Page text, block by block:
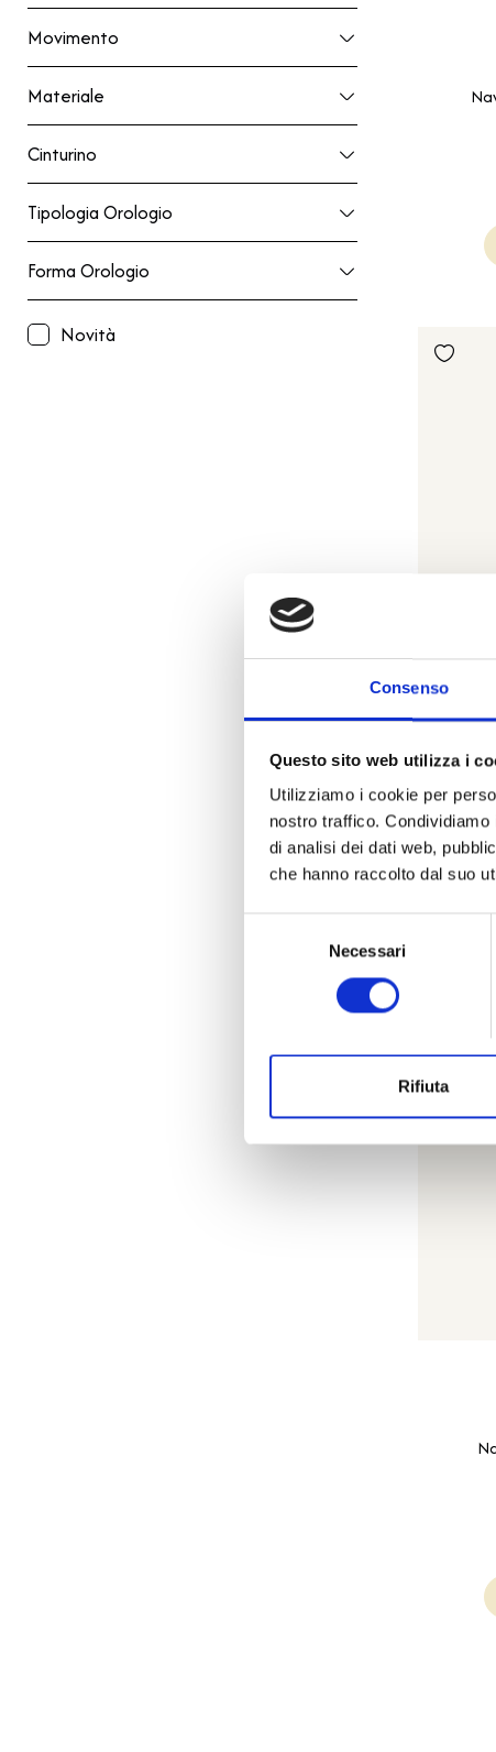
Consenso
Questo sito web utilizza i
Utilizziamo i cookie per
nostro traffico.
di analisi dei dati web,
che hanno raccolto dal suo
Necessari
Rifiuta
Movimento
Movimento
Materiale
Materiale
Cinturino
Cinturino
Tipologia Orologio
Tipologia Orologio
Forma Orologio
Forma Orologio
Novità